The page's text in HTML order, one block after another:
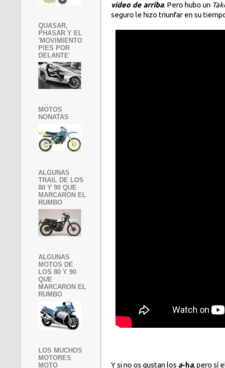
vídeo de arriba. Pero hubo un
seguro le hizo triunfar en su
Y si no os gustan los a-ha, pero sí
QUASAR,
PHASAR Y EL
'MOVIMIENTO
PIES POR
DELANTE'
MOTOS
NONATAS
ALGUNAS
TRAIL DE LOS
80 Y 90 QUE
MARCARON EL
RUMBO
ALGUNAS
MOTOS DE
LOS 80 Y 90
QUE
MARCARON EL
RUMBO
LOS MUCHOS
MOTORES
MOTO